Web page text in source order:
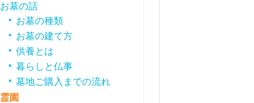
お墓の話
お墓の種類
お墓の建て方
供養とは
暮らしと仏事
墓地ご購入までの流れ
霊園